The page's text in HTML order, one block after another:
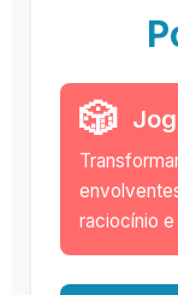
🎲
raciocínio